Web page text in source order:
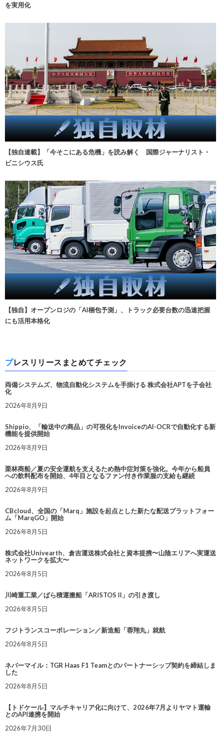
を実用化
【独自連載】「今そこにある危機」を読み解く 国際ジャーナリスト・
ビニシウス氏
【独自】オープンロジの「AI梱包予測」、トラック必要台数の迅速把握
にも活用本格化
プレスリリースまとめてチェック
両備システムズ、物流自動化システムを手掛ける 株式会社APTを子会社
化
2026年8月9日
Shippio、「輸送中の商品」の可視化をInvoiceのAI-OCRで自動化する新
機能を提供開始
2026年8月9日
栗林商船／夏の安全運航を支えるため熱中症対策を強化。今年から船員
への飲料配布を開始、4年目となるファン付き作業服の支給も継続
2026年8月9日
CBcloud、全国の「Marq」施設を起点とした新たな配送プラットフォー
ム「MarqGO」開始
2026年8月5日
株式会社Univearth、倉吉運送株式会社と資本提携〜山陰エリアへ実運送
ネットワークを拡大〜
2026年8月5日
川崎重工業／ばら積運搬船「ARISTOS II」の引き渡し
2026年8月5日
フジトランスコーポレーション／新造船「蓉翔丸」就航
2026年8月5日
ネバーマイル：TGR Haas F1 Teamとのパートナーシップ契約を締結しま
した
2026年8月5日
【トドケール】マルチキャリア化に向けて、2026年7月よりヤマト運輸
とのAPI連携を開始
2026年7月30日